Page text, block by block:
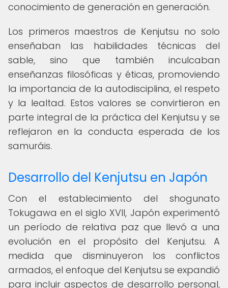
conocimiento de generación en generación.
Los primeros maestros de Kenjutsu no solo
enseñaban las habilidades técnicas del
sable, sino que también inculcaban
enseñanzas filosóficas y éticas, promoviendo
la importancia de la autodisciplina, el respeto
y la lealtad. Estos valores se convirtieron en
parte integral de la práctica del Kenjutsu y se
reflejaron en la conducta esperada de los
samuráis.
Desarrollo del Kenjutsu en Japón
Con el establecimiento del shogunato
Tokugawa en el siglo XVII, Japón experimentó
un período de relativa paz que llevó a una
evolución en el propósito del Kenjutsu. A
medida que disminuyeron los conflictos
armados, el enfoque del Kenjutsu se expandió
para incluir aspectos de desarrollo personal,